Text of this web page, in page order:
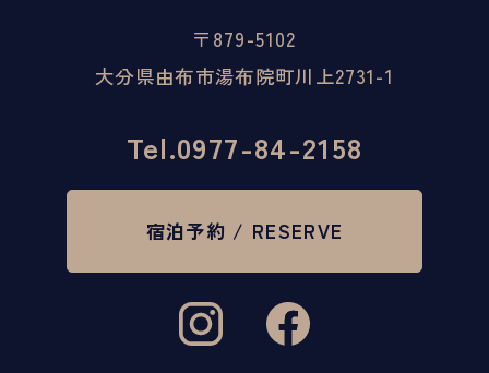
〒879-5102
大分県由布市湯布院町川上2731-1
Tel.0977-84-2158
宿泊予約 / RESERVE